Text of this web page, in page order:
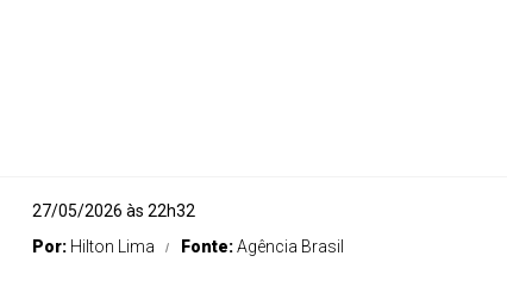
27/05/2026 às 22h32
Por: Hilton Lima Fonte:Agência Brasil